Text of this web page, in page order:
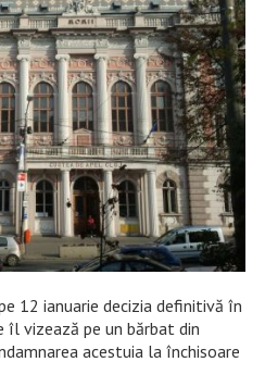
12 ianuarie decizia definitivă în
îl vizează pe un bărbat din
acestuia la închisoare